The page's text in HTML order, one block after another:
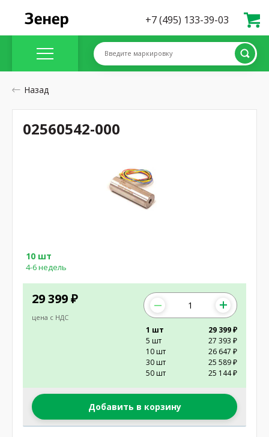
+7 (495) 133-39-03
Введите маркировку
Назад
29 399 ₽
цена с НДС
10 шт
4-6 недель
1 шт
29 399 ₽
5 шт
27 393 ₽
10 шт
26 647 ₽
30 шт
25 589 ₽
50 шт
25 144 ₽
Добавить в корзину
02560542-000